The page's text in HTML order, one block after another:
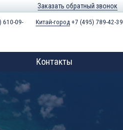
Заказать обратный звонок
610-09-
Китай-город+7 (495) 789-42-39
Контакты